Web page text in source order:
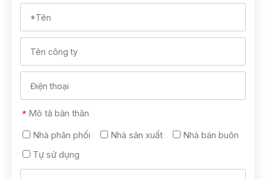
* Mô tả bản thân
Nhà phân phối
Nhà sản xuất
Nhà bán buôn
Tự sử dụng